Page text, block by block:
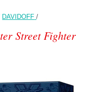
DAVIDOFF /
Street Fighter